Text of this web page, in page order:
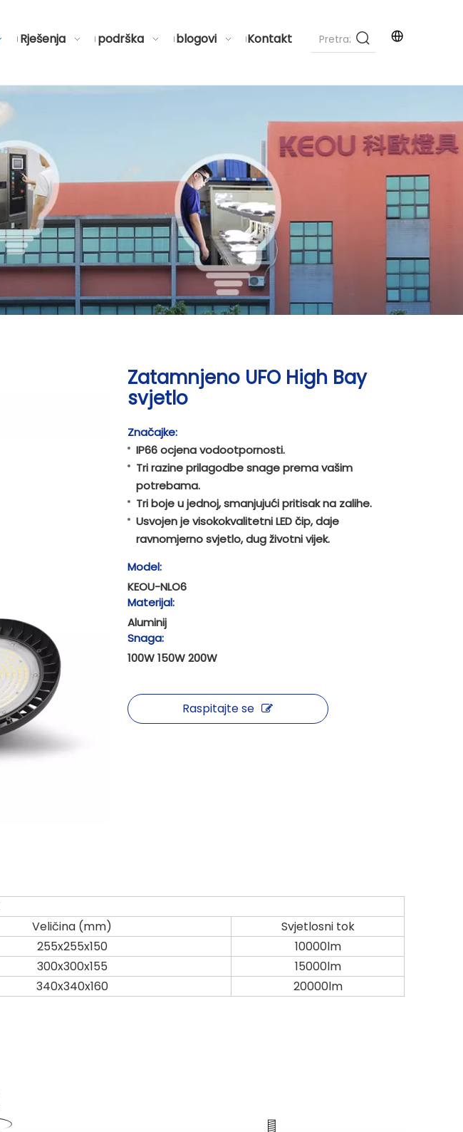
Rješenja podrška blogovi Kontakt
Zatamnjeno UFO High Bay
svjetlo
Značajke:
IP66 ocjena vodootpornosti.
Tri razine prilagodbe snage prema vašim
potrebama.
Tri boje u jednoj, smanjujući pritisak na zalihe.
Usvojen je visokokvalitetni LED čip, daje
ravnomjerno svjetlo, dug životni vijek.
Model:
KEOU-NLO6
Materijal:
Aluminij
Snaga:
100W 150W 200W
Raspitajte se
Veličina (mm)
Svjetlosni tok
255x255x150
10000lm
300x300x155
15000lm
340x340x160 20000lm